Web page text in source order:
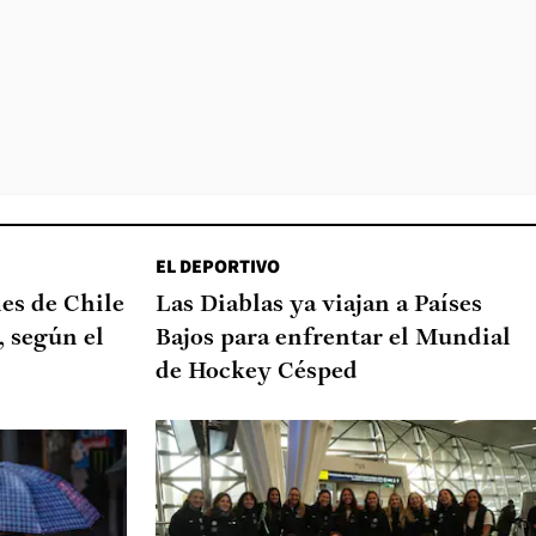
de Chile
según el
EL DEPORTIVO
Las Diablas ya viajan a Países
Bajos para enfrentar el Mundial
de Hockey Césped